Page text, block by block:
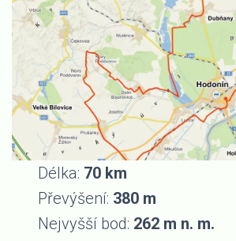
Délka: 70 km
Převýšení: 380 m
Nejvyšší bod: 262 m n. m.